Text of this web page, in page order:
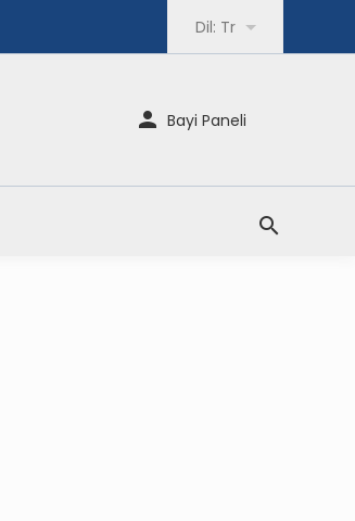
Dil: Tr
Bayi Paneli